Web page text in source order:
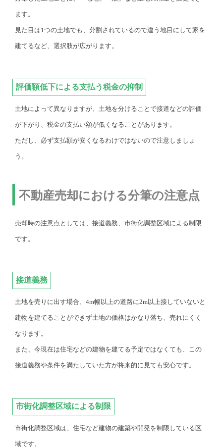
ます。
見た目は1つの土地でも、分割されているので違う地目にして家を
建てるなど、選択肢が広がります。
評価額低下による支払う税金の抑制
土地によって異なりますが、土地を分けることで接道などの評価
が下がり、税金の支払い額が低くなることがあります。
ただし、必ず支払額が安くなるわけではないので注意しましょ
う。
不動産売却における分筆の注意点
売却時の注意点としては、接道義務、市街化調整区域による制限
です。
接道義務
土地を売りに出す場合、4m幅以上の道路に2m以上接していないと
建物を建てることができず土地の価格はかなり落ち、売れにくく
なります。
また、今現在は住宅などの建物を建てる予定ではなくても、この
接道義務や条件を満たしていた方が将来的に見ても安心です。
市街化調整区域による制限
市街化調整区域は、住宅など建物の建築や開発を制限している区
域です。